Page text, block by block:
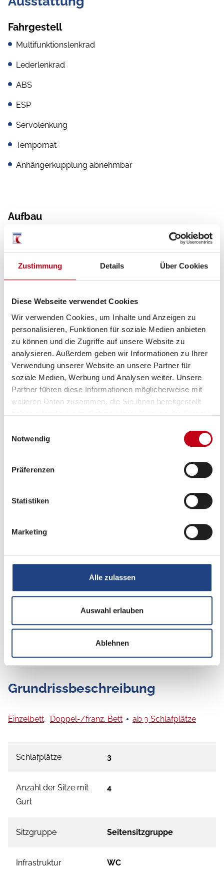
Zustimmung Details Über Cookies
Diese Webseite verwendet Cookies
Wir verwenden Cookies, um Inhalte und Anzeigen zu
personalisieren, Funktionen für soziale Medien anbieten
zu können und die Zugriffe auf unsere Website zu
analysieren. Außerdem geben wir Informationen zu Ihrer
Verwendung unserer Website an unsere Partner für
soziale Medien, Werbung und Analysen weiter. Unsere
Partner führen diese Informationen möglicherweise mit
weiteren Daten zusammen, die Sie ihnen bereitgestellt
haben oder die sie im Rahmen Ihrer Nutzung der Dienste
Notwendig
Präferenzen
Statistiken
Marketing
Alle zulassen
Auswahl erlauben
Ablehnen
Fahrgestell
Multifunktionslenkrad
Lederlenkrad
ABS
ESP
Servolenkung
Tempomat
Anhängerkupplung abnehmbar
Aufbau
Markise
Klimaanlage Dach
Küche
Kompressor-Kühlschrank
Radio/Tuner
Rückfahrkamera
Elektro
Grundrissbeschreibung
Einzelbett, Doppel-/franz. Bett ab 3 Schlafplätze
Schlafplätze 3
Anzahl der Sitze mit
Gurt
4
Sitzgruppe Seitensitzgruppe
Infrastruktur WC